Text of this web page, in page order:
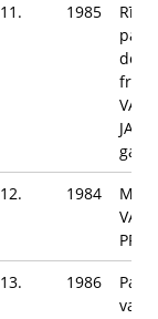
11. 1985
12. 1984
13. 1986